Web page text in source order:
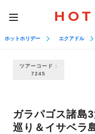
toggle
navigation
HOT
ホットホリデー エクアドル
ツアーコード :
7245
ガラパゴス諸島
巡り＆イサベラ